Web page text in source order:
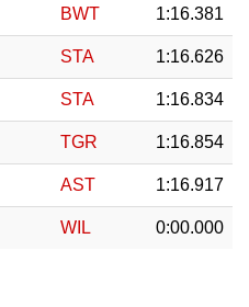
BWT 1:16.381
STA 1:16.626
STA 1:16.834
TGR 1:16.854
AST 1:16.917
WIL 0:00.000